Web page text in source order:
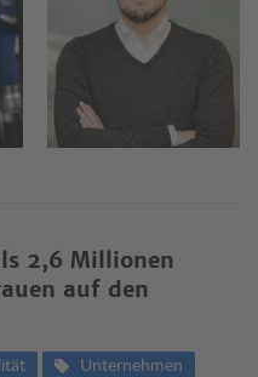
2,6 Millionen
auf den
Unternehmen